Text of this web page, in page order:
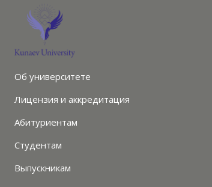
Об университете
Лицензия и аккредитация
Абитуриентам
Студентам
Выпускникам